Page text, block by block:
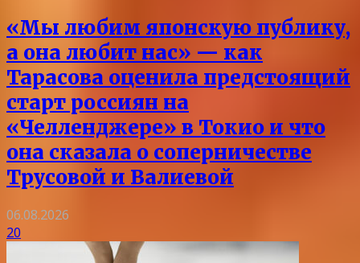
«Мы любим японскую публику,
а она любит нас» — как
Тарасова оценила предстоящий
старт россиян на
«Челленджере» в Токио и что
она сказала о соперничестве
Трусовой и Валиевой
06.08.2026
20